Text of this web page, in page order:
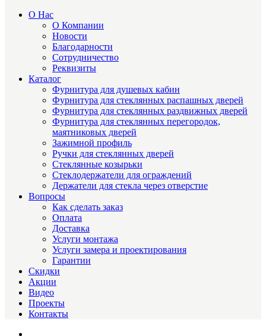
О Нас
О Компании
Новости
Благодарности
Сотрудничество
Реквизиты
Каталог
Фурнитура для душевых кабин
Фурнитура для стеклянных распашных дверей
Фурнитура для стеклянных раздвижных дверей
Фурнитура для стеклянных перегородок,
маятниковых дверей
Зажимной профиль
Ручки для стеклянных дверей
Стеклянные козырьки
Стеклодержатели для ограждений
Держатели для стекла через отверстие
Вопросы
Как сделать заказ
Оплата
Доставка
Услуги монтажа
Услуги замера и проектирования
Гарантии
Скидки
Акции
Видео
Проекты
Контакты